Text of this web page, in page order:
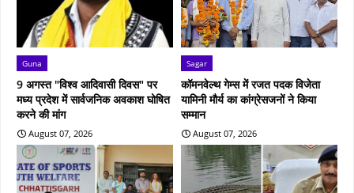
Guna
9 अगस्त "विश्व आदिवासी दिवस" पर
मध्य प्रदेश में सार्वजनिक अवकाश घोषित
करने की मांग
August 07, 2026
Sagar
कॉमनवेल्थ गेम्स में रजत पदक विजेता
यामिनी मौर्य का कांग्रेसजनों ने किया
सम्मान
August 07, 2026